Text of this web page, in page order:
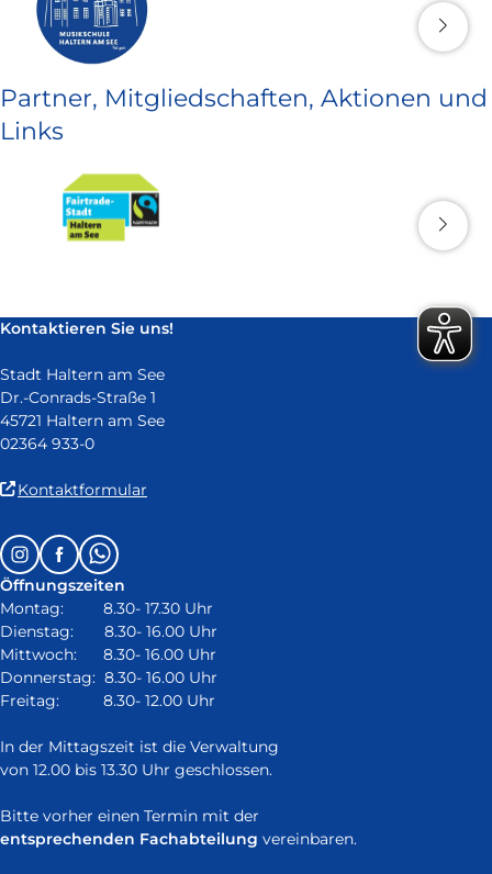
Partner, Mitgliedschaften, Aktionen und
Links
Kontaktieren Sie uns!
Stadt Haltern am See
Dr.-Conrads-Straße 1
45721 Haltern am See
02364 933-0
Kontaktformular
in
neuem
Fenster)
Follow
us
on:
InstagramFacebookWhatsapp
Öffnungszeiten
Montag: 8.30- 17.30 Uhr
Dienstag: 8.30- 16.00 Uhr
Mittwoch: 8.30- 16.00 Uhr
Donnerstag: 8.30- 16.00 Uhr
Freitag: 8.30- 12.00 Uhr
In der Mittagszeit ist die Verwaltung
von 12.00 bis 13.30 Uhr geschlossen.
Bitte vorher einen Termin mit der
entsprechenden Fachabteilung vereinbaren.